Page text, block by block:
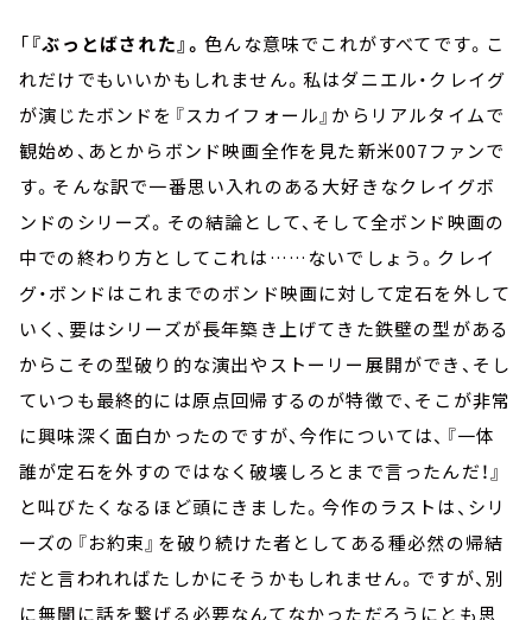
「『ぶっとばされた』。色んな意味でこれがすべてです。こ
れだけでもいいかもしれません。私はダニエル・クレイグ
が演じたボンドを『スカイフォール』からリアルタイムで
観始め、あとからボンド映画全作を見た新米007ファンで
す。そんな訳で一番思い入れのある大好きなクレイグボ
ンドのシリーズ。その結論として、そして全ボンド映画の
中での終わり方としてこれは……ないでしょう。クレイ
グ・ボンドはこれまでのボンド映画に対して定石を外して
いく、要はシリーズが長年築き上げてきた鉄壁の型がある
からこその型破り的な演出やストーリー展開ができ、そし
ていつも最終的には原点回帰するのが特徴で、そこが非常
に興味深く面白かったのですが、今作については、『一体
誰が定石を外すのではなく破壊しろとまで言ったんだ！』
と叫びたくなるほど頭にきました。今作のラストは、シリ
ーズの『お約束』を破り続けた者としてある種必然の帰結
だと言われればたしかにそうかもしれません。ですが、別
に無闇に話を繋げる必要なんてなかっただろうにとも思